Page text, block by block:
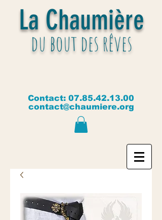
La Chaumière
du bout des rêves
Contact: 07.85.42.13.00
contact@chaumiere.org